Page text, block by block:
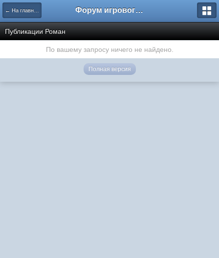
← На главную Форум игрового проекта Riverrise
Публикации Роман
По вашему запросу ничего не найдено.
Полная версия